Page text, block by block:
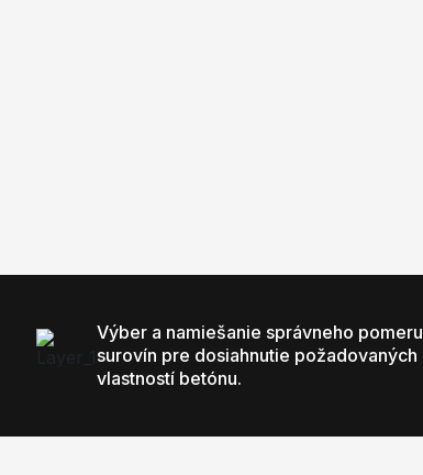
Výber a namiešanie správneho pomeru
surovín pre dosiahnutie požadovaných
vlastností betónu.